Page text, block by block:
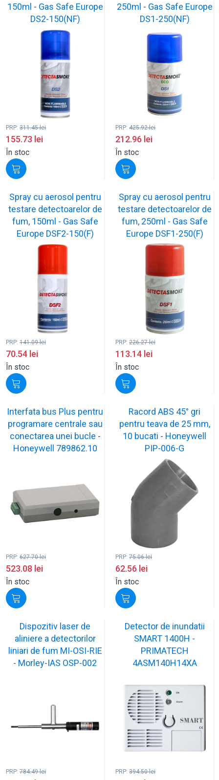
150ml - Gas Safe Europe
DS2-150(NF)
PRP: 311.45lei
155.73 lei
În stoc
250ml - Gas Safe Europe
DS1-250(NF)
PRP: 425.92lei
212.96 lei
În stoc
Spray cu aerosol pentru
testare detectoarelor de
fum, 150ml - Gas Safe
Europe DSF2-150(F)
PRP: 141.09lei
70.54 lei
În stoc
Spray cu aerosol pentru
testare detectoarelor de
fum, 250ml - Gas Safe
Europe DSF1-250(F)
PRP: 226.27lei
113.14 lei
În stoc
Interfata bus Plus pentru
programare centrale sau
conectarea unei bucle -
Honeywell 789862.10
PRP: 627.70lei
523.08 lei
În stoc
Racord ABS 45° gri
pentru teava de 25 mm,
10 bucati - Honeywell
PIP-006-G
PRP: 75.06lei
62.56 lei
În stoc
Dispozitiv laser de
aliniere a detectorilor
liniari de fum MI-OSI-RIE
- Morley-IAS OSP-002
PRP: 784.49lei
Detector de inundatii
SMART 1400H -
PRIMATECH
4ASM140H14XA
PRP: 394.50lei